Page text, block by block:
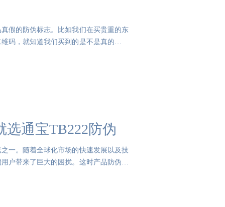
假的防伪标志。比如我们在买贵重的东
码，就知道我们买到的是不是真的了。
通宝TB222防伪
一。随着全球化市场的快速发展以及技
户带来了巨大的困扰。这时产品防伪就